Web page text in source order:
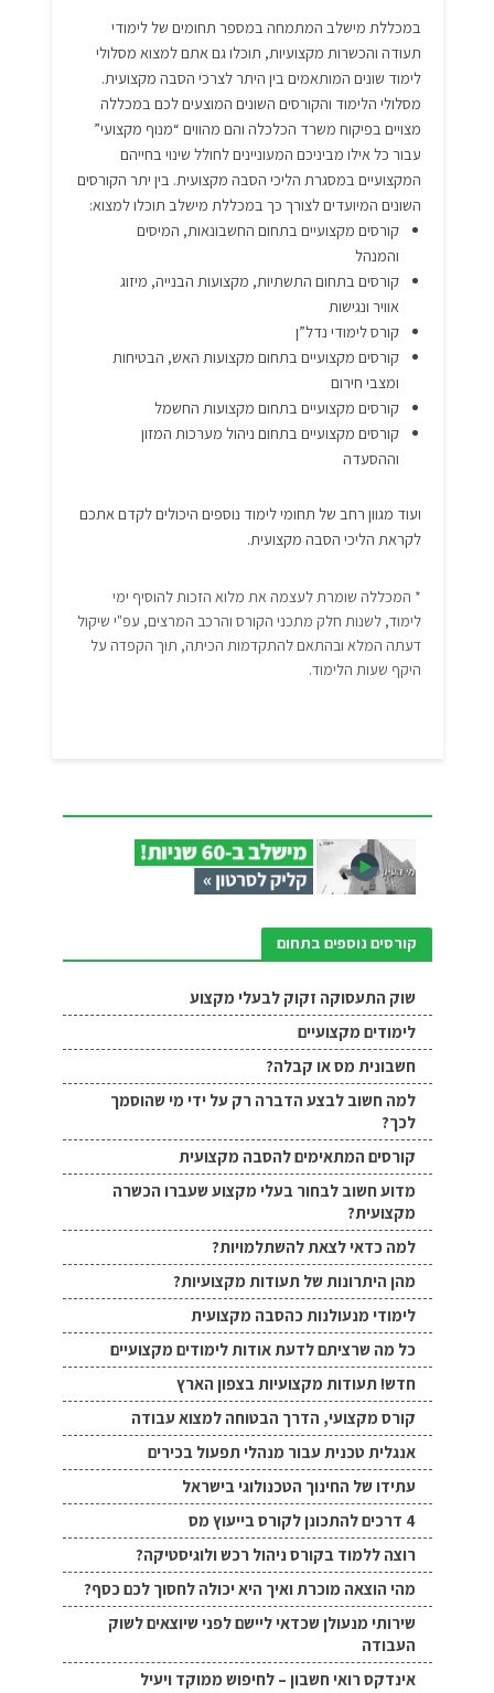
במכללת מישלב המתמחה במספר תחומים של לימודי
תעודה והכשרות מקצועיות, תוכלו גם אתם למצוא מסלולי
לימוד שונים המותאמים בין היתר לצרכי הסבה מקצועית.
מסלולי הלימוד והקורסים השונים המוצעים לכם במכללה
מצויים בפיקוח משרד הכלכלה והם מהווים “מנוף מקצועי”
עבור כל אילו מביניכם המעוניינים לחולל שינוי בחייהם
המקצועיים במסגרת הליכי הסבה מקצועית. בין יתר הקורסים
השונים המיועדים לצורך כך במכללת מישלב תוכלו למצוא:
קורסים מקצועיים בתחום החשבונאות, המיסים
והמנהל
קורסים בתחום התשתיות, מקצועות הבנייה, מיזוג
אוויר ונגישות
קורס לימודי נדל”ן
קורסים מקצועיים בתחום מקצועות האש, הבטיחות
ומצבי חירום
קורסים מקצועיים בתחום מקצועות החשמל
קורסים מקצועיים בתחום ניהול מערכות המזון
וההסעדה
ועוד מגוון רחב של תחומי לימוד נוספים היכולים לקדם אתכם
לקראת הליכי הסבה מקצועית.
* המכללה שומרת לעצמה את מלוא הזכות להוסיף ימי
לימוד, לשנות חלק מתכני הקורס והרכב המרצים, עפ"י שיקול
דעתה המלא ובהתאם להתקדמות הכיתה, תוך הקפדה על
היקף שעות הלימוד.
קורסים נוספים בתחום
שוק התעסוקה זקוק לבעלי מקצוע
לימודים מקצועיים
חשבונית מס או קבלה?
למה חשוב לבצע הדברה רק על ידי מי שהוסמך
לכך?
קורסים המתאימים להסבה מקצועית
מדוע חשוב לבחור בעלי מקצוע שעברו הכשרה
מקצועית?
למה כדאי לצאת להשתלמויות?
מהן היתרונות של תעודות מקצועיות?
לימודי מנעולנות כהסבה מקצועית
כל מה שרציתם לדעת אודות לימודים מקצועיים
חדש! תעודות מקצועיות בצפון הארץ
קורס מקצועי, הדרך הבטוחה למצוא עבודה
אנגלית טכנית עבור מנהלי תפעול בכירים
עתידו של החינוך הטכנולוגי בישראל
4 דרכים להתכונן לקורס בייעוץ מס
רוצה ללמוד בקורס ניהול רכש ולוגיסטיקה?
מהי הוצאה מוכרת ואיך היא יכולה לחסוך לכם כסף?
שירותי מנעולן שכדאי ליישם לפני שיוצאים לשוק
העבודה
אינדקס רואי חשבון – לחיפוש ממוקד ויעיל